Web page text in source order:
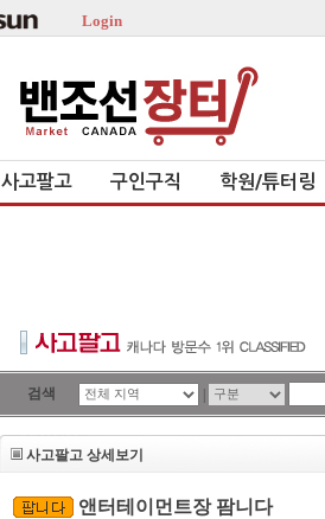
Login
사고팔고 구인구직 학원/튜터링
검색 |
사고팔고 상세보기
앤터테이먼트장 팜니다